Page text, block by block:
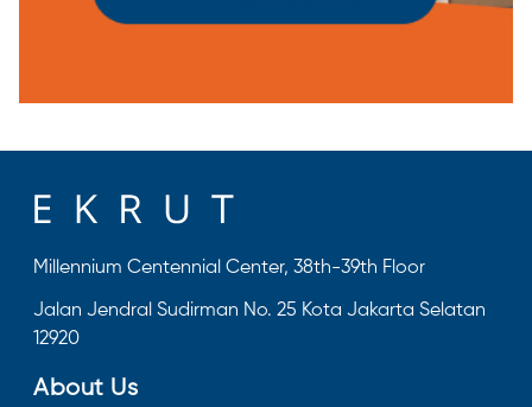
Millennium Centennial Center, 38th-39th Floor
Jalan Jendral Sudirman No. 25 Kota Jakarta Selatan
12920
About Us